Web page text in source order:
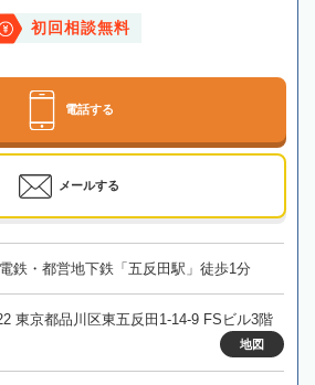
初回相談無料
電話する
メールする
鉄・都営地下鉄「五反田駅」徒歩1分
東京都品川区東五反田1-14-9 FSビル3階
地図